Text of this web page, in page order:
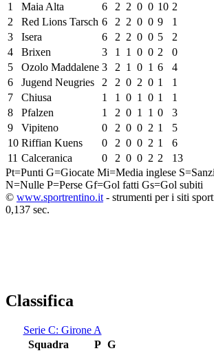
1
Maia Alta 6 2 2 0 0 10 2
2
Red Lions Tarsch 6 2 2 0 0 9
1
3
Isera 6 2 2 0 0 5
2
4
Brixen 3 1 1 0 0 2
0
5
Ozolo Maddalene 3 2 1 0 1 6
4
6
Jugend Neugries 2 2 0 2 0 1
1
7
Chiusa 1 1 0 1 0 1
1
8
Pfalzen 1 2 0 1 1 0
3
9
Vipiteno 0 2 0 0 2 1
5
10 Riffian Kuens 0 2 0 0 2 1
6
11 Calceranica 0 2 0 0 2 2
13
Pt=Punti G=Giocate Mi=Media inglese
N=Nulle P=Perse Gf=Gol fatti Gs=Gol subiti
© www.sportrentino.it - strumenti per i siti
0,137 sec.
Classifica
Serie C: Girone A
Squadra
P G